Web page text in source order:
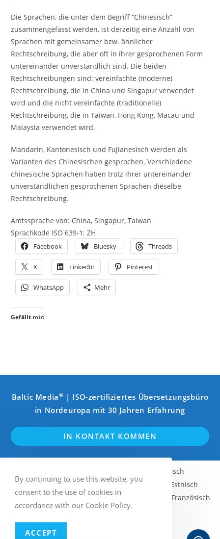
Die Sprachen, die unter dem Begriff “Chinesisch”
zusammengefasst werden, ist derzeitig eine Anzahl von
Sprachen mit gemeinsamer bzw. ähnlicher
Rechtschreibung, die aber oft in ihrer gesprochenen Form
untereinander unverständlich sind. Die beiden
Rechtschreibungen sind: vereinfachte (moderne)
Rechtschreibung, die in China und Singapur verwendet
wird und die nicht vereinfachte (traditionelle)
Rechtschreibung, die in Taiwan, Hong Kong, Macau und
Malaysia verwendet wird.
Mandarin, Kantonesisch und Fujianesisch werden als
Varianten des Chinesischen gesprochen. Verschiedene
chinesische Sprachen haben trotz ihrer untereinander
unverständlichen gesprochenen Sprachen dieselbe
Rechtschreibung.
Amtssprache von: China, Singapur, Taiwan
Sprachkode ISO 639-1: ZH
Facebook Bluesky Threads
X LinkedIn Pinterest
WhatsApp Mehr
Gefällt mir:
Baltic Media® | ISO-zertifiziertes Übersetzungsbüro
in Nordeuropa mit 30 Jahren Erfahrung
IN KONTAKT KOMMEN
Finnisch
Norwegisch (Bokmål)
Lettisch
Estnisch
Litauisch
Russisch
Französisch
Italienisch
Spanisch
By continuing to use this website, you
consent to the use of cookies in
accordance with our Cookie Policy.
ACCEPT